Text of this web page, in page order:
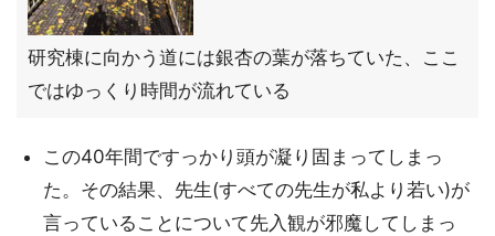
研究棟に向かう道には銀杏の葉が落ちていた、ここ
ではゆっくり時間が流れている
この40年間ですっかり頭が凝り固まってしまっ
た。その結果、先生(すべての先生が私より若い)が
言っていることについて先入観が邪魔してしまっ